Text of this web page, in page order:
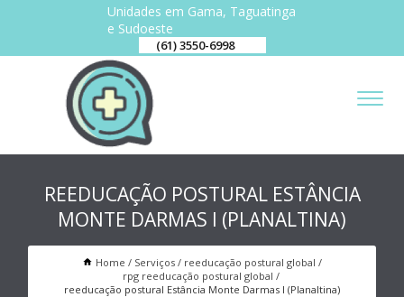
Unidades em Gama, Taguatinga
e Sudoeste
(61) 3550-6998
REEDUCAÇÃO POSTURAL ESTÂNCIA
MONTE DARMAS I (PLANALTINA)
Home Serviços
reeducação postural global
rpg reeducação postural global
reeducação postural Estância Monte Darmas I (Planaltina)